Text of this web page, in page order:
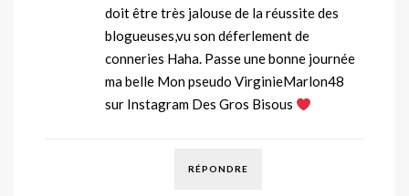
doit être très jalouse de la réussite des
blogueuses,vu son déferlement de
conneries Haha. Passe une bonne journée
ma belle Mon pseudo VirginieMarlon48
sur Instagram Des Gros Bisous
RÉPONDRE